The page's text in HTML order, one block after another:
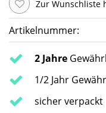
Zur Wunschliste
Artikelnummer:
2 Jahre
1/2 Jahr
sicher verpackt